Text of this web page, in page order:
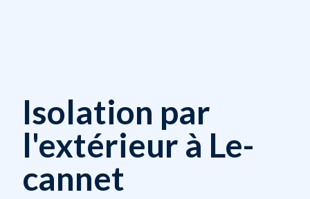
Isolation par
l'extérieur à Le-
cannet